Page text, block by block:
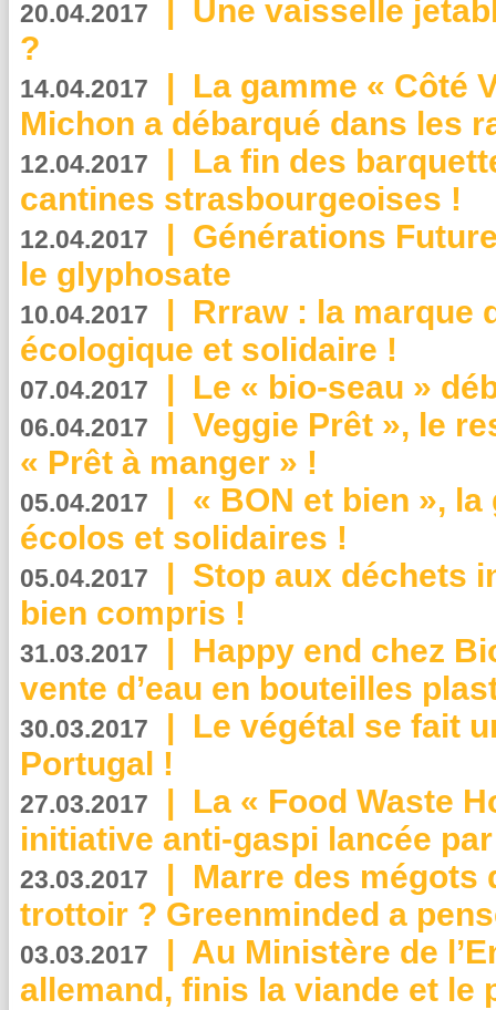
20.04.2017 | Une vaisselle
?
14.04.2017 | La gamme « Côté
Michon a débarqué dans les
12.04.2017 | La fin des
cantines strasbourgeoises !
12.04.2017 | Générations
le glyphosate
10.04.2017 | Rrraw : la marque
écologique et solidaire !
07.04.2017 | Le « bio-seau »
06.04.2017 | Veggie Prêt », le
« Prêt à manger » !
05.04.2017 | « BON et bien »,
écolos et solidaires !
05.04.2017 | Stop aux déchets
bien compris !
31.03.2017 | Happy end chez
vente d’eau en bouteilles
30.03.2017 | Le végétal se fait
Portugal !
27.03.2017 | La « Food Waste
initiative anti-gaspi lancée
23.03.2017 | Marre des mégots
trottoir ? Greenminded a
03.03.2017 | Au Ministère de
allemand, finis la viande et le